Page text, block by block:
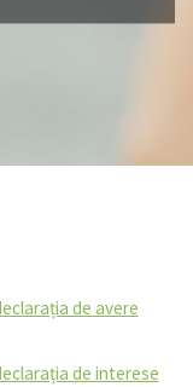
de avere
de interese